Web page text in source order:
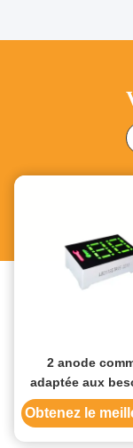
2 anode
adaptée aux
client d'affichage
segment du
l'indicateur
Obtenez le